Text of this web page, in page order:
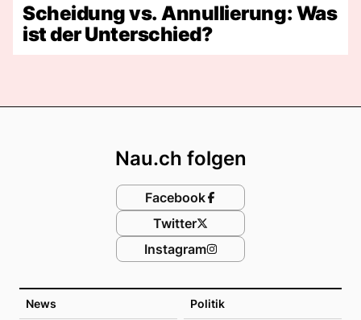
Scheidung vs. Annullierung: Was
ist der Unterschied?
News Politik
Nau.ch folgen
Facebook
Twitter
Instagram